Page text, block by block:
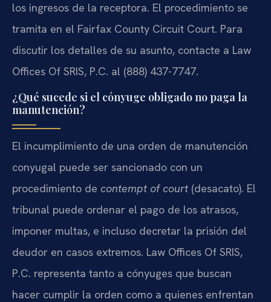
los ingresos de la receptora. El procedimiento se
tramita en el Fairfax County Circuit Court. Para
discutir los detalles de su asunto, contacte a Law
Offices Of SRIS, P.C. al (888) 437-7747.
¿Qué sucede si el cónyuge obligado no paga la
manutención?
El incumplimiento de una orden de manutención
conyugal puede ser sancionado con un
procedimiento de contempt of court(desacato). El
tribunal puede ordenar el pago de los atrasos,
imponer multas, e incluso decretar la prisión del
deudor en casos extremos. Law Offices Of SRIS,
P.C. representa tanto a cónyuges que buscan
hacer cumplir la orden como a quienes enfrentan